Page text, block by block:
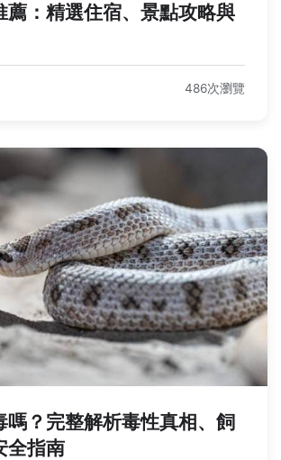
薦：精選住宿、景點攻略與
486次瀏覽
嗎？完整解析毒性真相、飼
全指南